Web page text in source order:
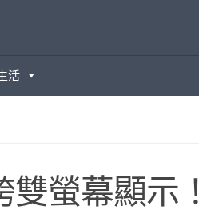
活
雙螢幕顯示！